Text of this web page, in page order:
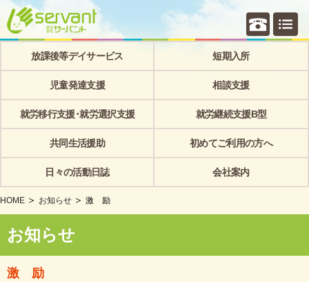
個別相
放課後等デイサービス 短期入所
児童発達支援 相談支援
就労移行支援･就労選択支援 就労継続支援B型
共同生活援助 初めてご利用の方へ
日々の活動日誌 会社案内
HOME お知らせ 激 励
お知らせ
激 励